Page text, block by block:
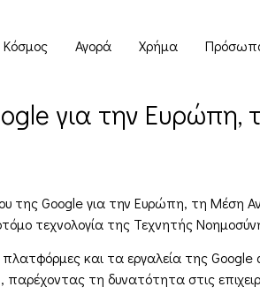
Κόσμος Αγορά Χρήμα
για την Ευρώπη,
Google για την Ευρώπη, τη Μέση
τεχνολογία της Τεχνητής
και τα εργαλεία της Google
τη δυνατότητα στις